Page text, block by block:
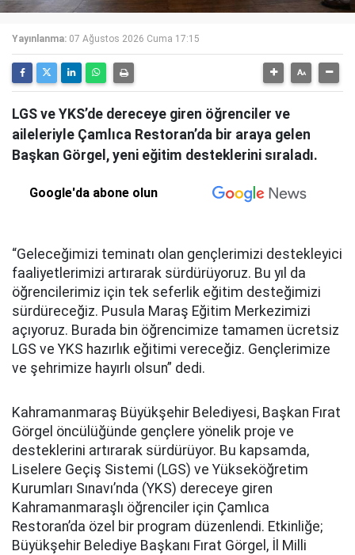
Yayınlanma: 07 Ağustos 2026 Cuma 17:15
LGS ve YKS’de dereceye giren öğrenciler ve
aileleriyle Çamlıca Restoran’da bir araya gelen
Başkan Görgel, yeni eğitim desteklerini sıraladı.
Google'da abone olun
“Geleceğimizi teminatı olan gençlerimizi destekleyici
faaliyetlerimizi artırarak sürdürüyoruz. Bu yıl da
öğrencilerimiz için tek seferlik eğitim desteğimizi
sürdüreceğiz. Pusula Maraş Eğitim Merkezimizi
açıyoruz. Burada bin öğrencimize tamamen ücretsiz
LGS ve YKS hazırlık eğitimi vereceğiz. Gençlerimize
ve şehrimize hayırlı olsun” dedi.
Kahramanmaraş Büyükşehir Belediyesi, Başkan Fırat
Görgel öncülüğünde gençlere yönelik proje ve
desteklerini artırarak sürdürüyor. Bu kapsamda,
Liselere Geçiş Sistemi (LGS) ve Yükseköğretim
Kurumları Sınavı’nda (YKS) dereceye giren
Kahramanmaraşlı öğrenciler için Çamlıca
Restoran’da özel bir program düzenlendi. Etkinliğe;
Büyükşehir Belediye Başkanı Fırat Görgel, İl Milli